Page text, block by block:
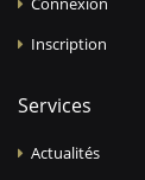
Inscription
Services
Actualités